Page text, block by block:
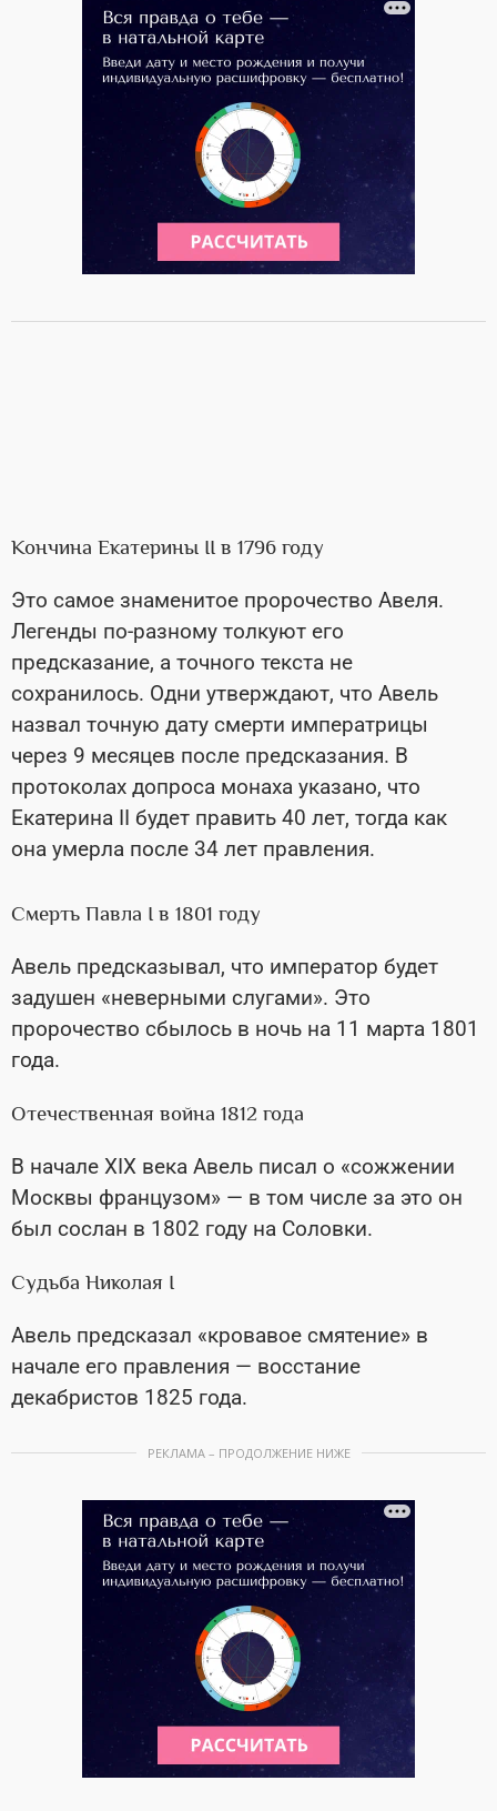
Кончина Екатерины II в 1796 году
Это самое знаменитое пророчество Авеля.
Легенды по-разному толкуют его
предсказание, а точного текста не
сохранилось. Одни утверждают, что Авель
назвал точную дату смерти императрицы
через 9 месяцев после предсказания. В
протоколах допроса монаха указано, что
Екатерина II будет править 40 лет, тогда как
она умерла после 34 лет правления.
Смерть Павла I в 1801 году
Авель предсказывал, что император будет
задушен «неверными слугами». Это
пророчество сбылось в ночь на 11 марта 1801
года.
Отечественная война 1812 года
В начале XIX века Авель писал о «сожжении
Москвы французом» — в том числе за это он
был сослан в 1802 году на Соловки.
Судьба Николая I
Авель предсказал «кровавое смятение» в
начале его правления — восстание
декабристов 1825 года.
РЕКЛАМА – ПРОДОЛЖЕНИЕ НИЖЕ